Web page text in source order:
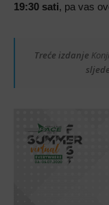
19:30 sati, pa vas
Treće izdanje